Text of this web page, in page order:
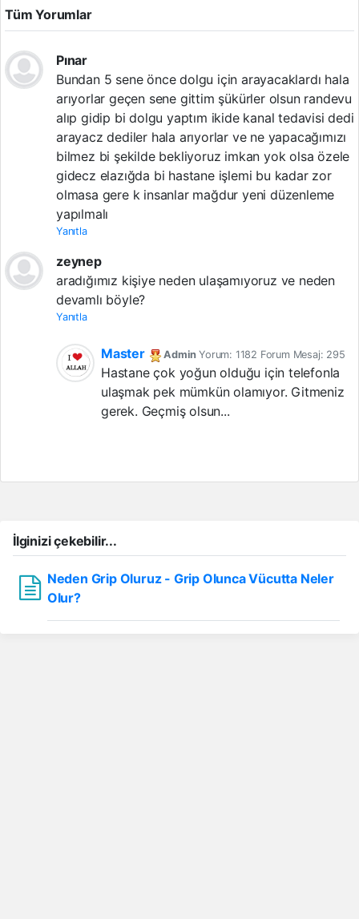
Tüm Yorumlar
Pınar
Bundan 5 sene önce dolgu için arayacaklardı hala
arıyorlar geçen sene gittim şükürler olsun randevu
alıp gidip bi dolgu yaptım ikide kanal tedavisi dedi
arayacz dediler hala arıyorlar ve ne yapacağımızı
bilmez bi şekilde bekliyoruz imkan yok olsa özele
gidecz elazığda bi hastane işlemi bu kadar zor
olmasa gere k insanlar mağdur yeni düzenleme
yapılmalı
Yanıtla
zeynep
aradığımız kişiye neden ulaşamıyoruz ve neden
devamlı böyle?
Yanıtla
Master AdminYorum: 1182 Forum Mesaj: 295
Hastane çok yoğun olduğu için telefonla
ulaşmak pek mümkün olamıyor. Gitmeniz
gerek. Geçmiş olsun...
İlginizi çekebilir...
Neden Grip Oluruz - Grip Olunca Vücutta Neler
Olur?